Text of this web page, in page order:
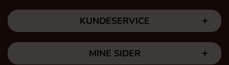
KUNDESERVICE
MINE SIDER